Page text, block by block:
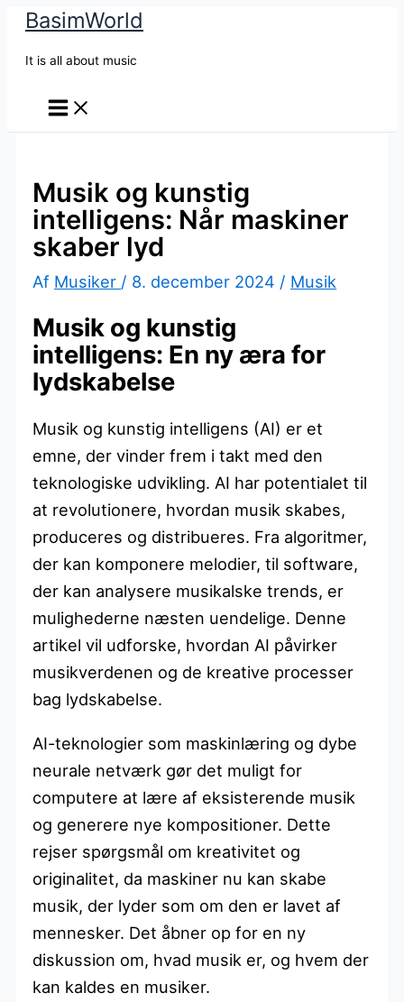
BasimWorld
It is all about music
Musik og kunstig
intelligens: Når maskiner
skaber lyd
Af Musiker / 8. december 2024 / Musik
Musik og kunstig
intelligens: En ny æra for
lydskabelse
Musik og kunstig intelligens (AI) er et
emne, der vinder frem i takt med den
teknologiske udvikling. AI har potentialet til
at revolutionere, hvordan musik skabes,
produceres og distribueres. Fra algoritmer,
der kan komponere melodier, til software,
der kan analysere musikalske trends, er
mulighederne næsten uendelige. Denne
artikel vil udforske, hvordan AI påvirker
musikverdenen og de kreative processer
bag lydskabelse.
AI-teknologier som maskinlæring og dybe
neurale netværk gør det muligt for
computere at lære af eksisterende musik
og generere nye kompositioner. Dette
rejser spørgsmål om kreativitet og
originalitet, da maskiner nu kan skabe
musik, der lyder som om den er lavet af
mennesker. Det åbner op for en ny
diskussion om, hvad musik er, og hvem der
kan kaldes en musiker.